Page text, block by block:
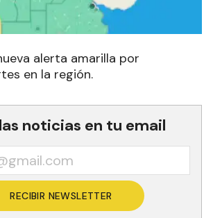
alerta amarilla por
en la región.
noticias en tu email
RECIBIR NEWSLETTER